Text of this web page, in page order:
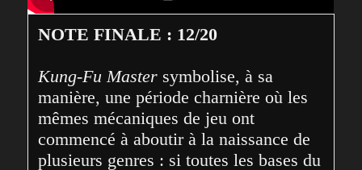
NOTE FINALE : 12/20
Kung-Fu Master symbolise, à sa
manière, une période charnière où les
mêmes mécaniques de jeu ont
commencé à aboutir à la naissance de